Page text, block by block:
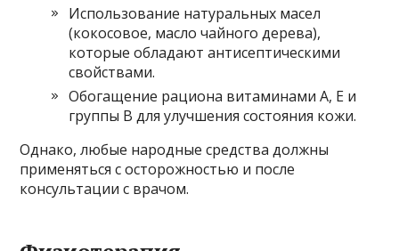
Использование натуральных масел
(кокосовое, масло чайного дерева),
которые обладают антисептическими
свойствами.
Обогащение рациона витаминами А, Е и
группы В для улучшения состояния кожи.
Однако, любые народные средства должны
применяться с осторожностью и после
консультации с врачом.